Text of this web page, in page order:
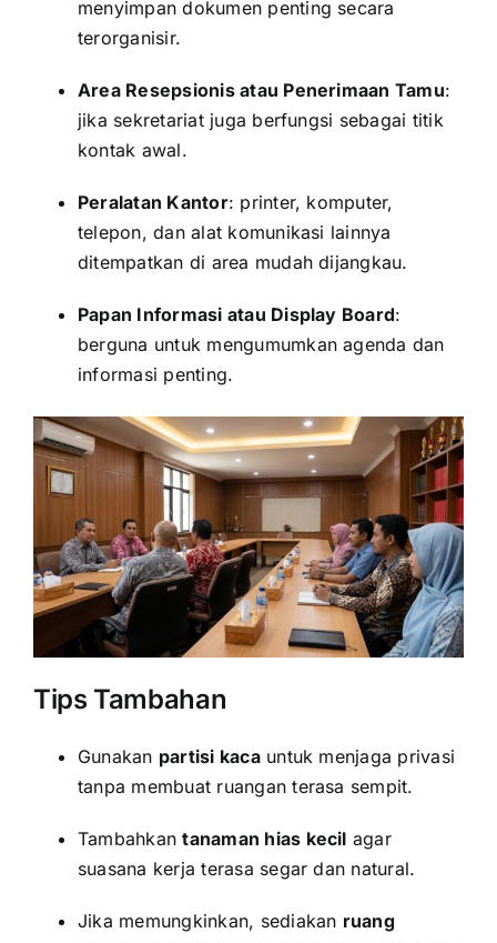
menyimpan dokumen penting secara
terorganisir.
Area Resepsionis atau Penerimaan Tamu:
jika sekretariat juga berfungsi sebagai titik
kontak awal.
Peralatan Kantor: printer, komputer,
telepon, dan alat komunikasi lainnya
ditempatkan di area mudah dijangkau.
Papan Informasi atau Display Board:
berguna untuk mengumumkan agenda dan
informasi penting.
Tips Tambahan
Gunakan partisi kacauntuk menjaga privasi
tanpa membuat ruangan terasa sempit.
Tambahkantanaman hias kecil agar
suasana kerja terasa segar dan natural.
Jika memungkinkan, sediakan ruang